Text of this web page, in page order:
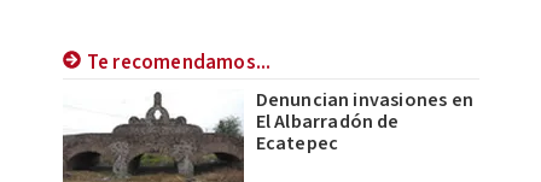
Te recomendamos...
Denuncian invasiones en
El Albarradón de
Ecatepec